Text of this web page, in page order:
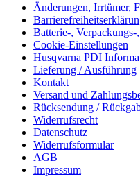
Änderungen, Irrtümer,
Batterie-,
Cookie-Einstellungen
Husqvarna PDI
Lieferung / Ausführung
Kontakt
Versand und
Rücksendung /
Widerrufsrecht
Datenschutz
Widerrufsformular
AGB
Impressum